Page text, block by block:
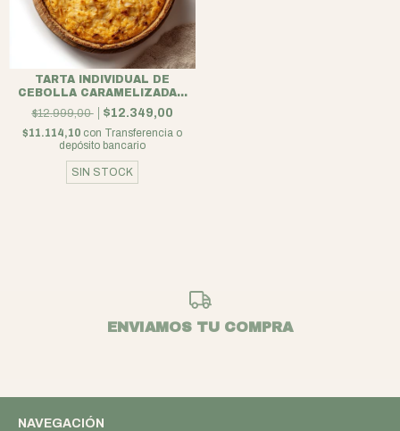
TARTA INDIVIDUAL DE
CEBOLLA CARAMELIZADA...
$12.999,00
$12.349,00
$11.114,10 con Transferencia o
depósito bancario
SIN STOCK
ENVIAMOS TU COMPRA
NAVEGACIÓN